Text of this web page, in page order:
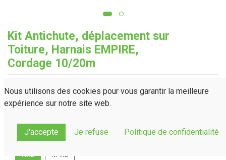
Kit Antichute, déplacement sur
Toiture, Harnais EMPIRE,
Cordage 10/20m
Longueur
Taille
XXL M-XL
Nous utilisons des cookies pour vous garantir la meilleure
expérience sur notre site web.
J'accepte Je refuse Politique de confidentialité